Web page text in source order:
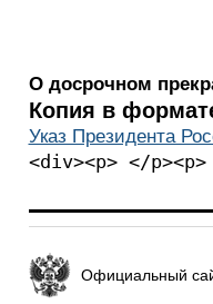
О досрочном
Копия в
Указ Президента
<div><p> </
Официальный